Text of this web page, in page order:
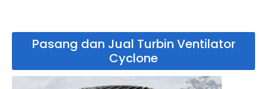
Pasang dan Jual Turbin Ventilator
Cyclone